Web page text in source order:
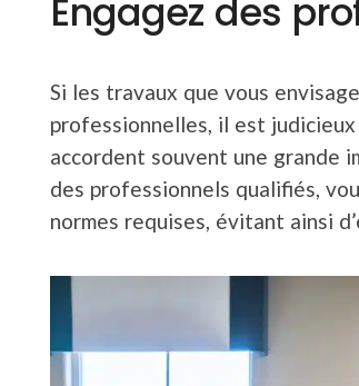
Engagez des
Si les travaux que vous
professionnelles, il est
accordent souvent une grande
des professionnels qualifiés,
normes requises, évitant ainsi